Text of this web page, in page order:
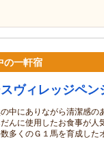
の一軒宿
ヴィレッジペン
中にありながら清潔感の
んに使用したお食事が人
多くのＧ１馬を育成した